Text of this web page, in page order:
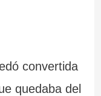
convertida
quedaba del